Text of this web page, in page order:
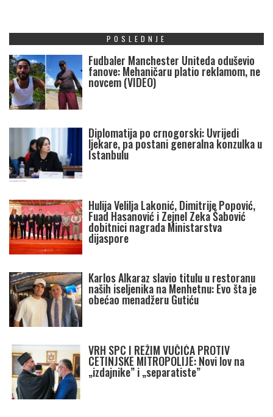
POSLEDNJE
Fudbaler Manchester Uniteda oduševio
fanove: Mehaničaru platio reklamom, ne
novcem (VIDEO)
Diplomatija po crnogorski: Uvrijedi
ljekare, pa postani generalna konzulka u
Istanbulu
Hulija Velilja Lakonić, Dimitrije Popović,
Fuad Hasanović i Zejnel Zeka Šabović
dobitnici nagrada Ministarstva
dijaspore
Karlos Alkaraz slavio titulu u restoranu
naših iseljenika na Menhetnu: Evo šta je
obećao menadžeru Gutiću
VRH SPC I REŽIM VUČIĆA PROTIV
CETINJSKE MITROPOLIJE: Novi lov na
„izdajnike” i „separatiste”